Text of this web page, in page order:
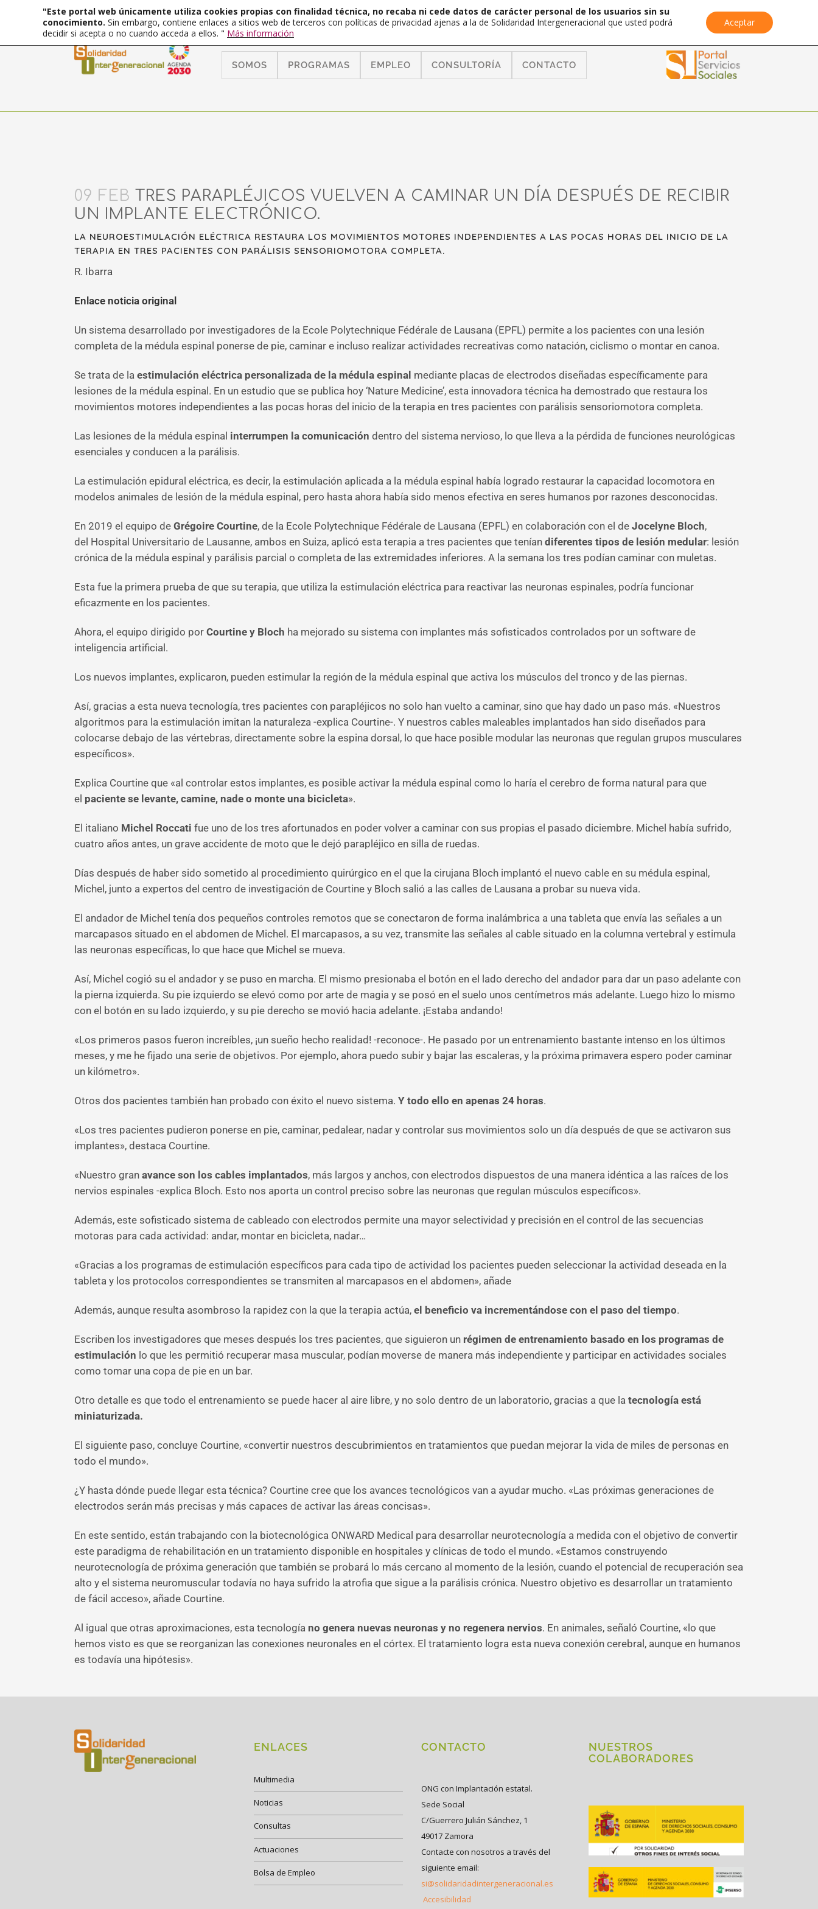
SOMOS PROGRAMAS EMPLEO CONSULTORÍA CONTACTO
09 FEB TRES PARAPLÉJICOS VUELVEN A CAMINAR UN DÍA DESPUÉS DE RECIBIR
UN IMPLANTE ELECTRÓNICO.
LA NEUROESTIMULACIÓN ELÉCTRICA RESTAURA LOS MOVIMIENTOS MOTORES INDEPENDIENTES A LAS POCAS HORAS DEL INICIO DE LA
TERAPIA EN TRES PACIENTES CON PARÁLISIS SENSORIOMOTORA COMPLETA.
R. Ibarra
Enlace noticia original
Un sistema desarrollado por investigadores de la Ecole Polytechnique Fédérale de Lausana (EPFL) permite a los pacientes con una lesión
completa de la médula espinal ponerse de pie, caminar e incluso realizar actividades recreativas como natación, ciclismo o montar en canoa.
Se trata de la estimulación eléctrica personalizada de la médula espinal mediante placas de electrodos diseñadas específicamente para
lesiones de la médula espinal. En un estudio que se publica hoy ‘Nature Medicine’, esta innovadora técnica ha demostrado que restaura los
movimientos motores independientes a las pocas horas del inicio de la terapia en tres pacientes con parálisis sensoriomotora completa.
Las lesiones de la médula espinal interrumpen la comunicación dentro del sistema nervioso, lo que lleva a la pérdida de funciones neurológicas
esenciales y conducen a la parálisis.
La estimulación epidural eléctrica, es decir, la estimulación aplicada a la médula espinal había logrado restaurar la capacidad locomotora en
modelos animales de lesión de la médula espinal, pero hasta ahora había sido menos efectiva en seres humanos por razones desconocidas.
En 2019 el equipo de Grégoire Courtine, de la Ecole Polytechnique Fédérale de Lausana (EPFL) en colaboración con el de Jocelyne Bloch,
del Hospital Universitario de Lausanne, ambos en Suiza, aplicó esta terapia a tres pacientes que tenían diferentes tipos de lesión medular: lesión
crónica de la médula espinal y parálisis parcial o completa de las extremidades inferiores. A la semana los tres podían caminar con muletas.
Esta fue la primera prueba de que su terapia, que utiliza la estimulación eléctrica para reactivar las neuronas espinales, podría funcionar
eficazmente en los pacientes.
Ahora, el equipo dirigido por Courtine y Bloch ha mejorado su sistema con implantes más sofisticados controlados por un software de
inteligencia artificial.
Los nuevos implantes, explicaron, pueden estimular la región de la médula espinal que activa los músculos del tronco y de las piernas.
Así, gracias a esta nueva tecnología, tres pacientes con parapléjicos no solo han vuelto a caminar, sino que hay dado un paso más. «Nuestros
algoritmos para la estimulación imitan la naturaleza -explica Courtine-. Y nuestros cables maleables implantados han sido diseñados para
colocarse debajo de las vértebras, directamente sobre la espina dorsal, lo que hace posible modular las neuronas que regulan grupos musculares
específicos».
Explica Courtine que «al controlar estos implantes, es posible activar la médula espinal como lo haría el cerebro de forma natural para que
el paciente se levante, camine, nade o monte una bicicleta».
El italiano Michel Roccati fue uno de los tres afortunados en poder volver a caminar con sus propias el pasado diciembre. Michel había sufrido,
cuatro años antes, un grave accidente de moto que le dejó parapléjico en silla de ruedas.
Días después de haber sido sometido al procedimiento quirúrgico en el que la cirujana Bloch implantó el nuevo cable en su médula espinal,
Michel, junto a expertos del centro de investigación de Courtine y Bloch salió a las calles de Lausana a probar su nueva vida.
El andador de Michel tenía dos pequeños controles remotos que se conectaron de forma inalámbrica a una tableta que envía las señales a un
marcapasos situado en el abdomen de Michel. El marcapasos, a su vez, transmite las señales al cable situado en la columna vertebral y estimula
las neuronas específicas, lo que hace que Michel se mueva.
Así, Michel cogió su el andador y se puso en marcha. El mismo presionaba el botón en el lado derecho del andador para dar un paso adelante con
la pierna izquierda. Su pie izquierdo se elevó como por arte de magia y se posó en el suelo unos centímetros más adelante. Luego hizo lo mismo
con el botón en su lado izquierdo, y su pie derecho se movió hacia adelante. ¡Estaba andando!
«Los primeros pasos fueron increíbles, ¡un sueño hecho realidad! -reconoce-. He pasado por un entrenamiento bastante intenso en los últimos
meses, y me he fijado una serie de objetivos. Por ejemplo, ahora puedo subir y bajar las escaleras, y la próxima primavera espero poder caminar
un kilómetro».
Otros dos pacientes también han probado con éxito el nuevo sistema. Y todo ello en apenas 24 horas.
«Los tres pacientes pudieron ponerse en pie, caminar, pedalear, nadar y controlar sus movimientos solo un día después de que se activaron sus
implantes», destaca Courtine.
«Nuestro gran avance son los cables implantados, más largos y anchos, con electrodos dispuestos de una manera idéntica a las raíces de los
nervios espinales -explica Bloch. Esto nos aporta un control preciso sobre las neuronas que regulan músculos específicos».
Además, este sofisticado sistema de cableado con electrodos permite una mayor selectividad y precisión en el control de las secuencias
motoras para cada actividad: andar, montar en bicicleta, nadar…
«Gracias a los programas de estimulación específicos para cada tipo de actividad los pacientes pueden seleccionar la actividad deseada en la
tableta y los protocolos correspondientes se transmiten al marcapasos en el abdomen», añade
Además, aunque resulta asombroso la rapidez con la que la terapia actúa, el beneficio va incrementándose con el paso del tiempo.
Escriben los investigadores que meses después los tres pacientes, que siguieron un régimen de entrenamiento basado en los programas de
estimulación lo que les permitió recuperar masa muscular, podían moverse de manera más independiente y participar en actividades sociales
como tomar una copa de pie en un bar.
Otro detalle es que todo el entrenamiento se puede hacer al aire libre, y no solo dentro de un laboratorio, gracias a que la tecnología está
miniaturizada.
El siguiente paso, concluye Courtine, «convertir nuestros descubrimientos en tratamientos que puedan mejorar la vida de miles de personas en
todo el mundo».
¿Y hasta dónde puede llegar esta técnica? Courtine cree que los avances tecnológicos van a ayudar mucho. «Las próximas generaciones de
electrodos serán más precisas y más capaces de activar las áreas concisas».
En este sentido, están trabajando con la biotecnológica ONWARD Medical para desarrollar neurotecnología a medida con el objetivo de convertir
este paradigma de rehabilitación en un tratamiento disponible en hospitales y clínicas de todo el mundo. «Estamos construyendo
neurotecnología de próxima generación que también se probará lo más cercano al momento de la lesión, cuando el potencial de recuperación sea
alto y el sistema neuromuscular todavía no haya sufrido la atrofia que sigue a la parálisis crónica. Nuestro objetivo es desarrollar un tratamiento
de fácil acceso», añade Courtine.
Al igual que otras aproximaciones, esta tecnología no genera nuevas neuronas y no regenera nervios. En animales, señaló Courtine, «lo que
hemos visto es que se reorganizan las conexiones neuronales en el córtex. El tratamiento logra esta nueva conexión cerebral, aunque en humanos
es todavía una hipótesis».
ENLACES
Multimedia
Noticias
Consultas
Actuaciones
Bolsa de Empleo
CONTACTO
ONG con Implantación estatal.
Sede Social
C/Guerrero Julián Sánchez, 1
49017 Zamora
Contacte con nosotros a través del
siguiente email:
si@solidaridadintergeneracional.es
Accesibilidad
NUESTROS
COLABORADORES
"Este portal web únicamente utiliza cookies propias con finalidad técnica, no recaba ni cede datos de carácter personal de los usuarios sin su
conocimiento. Sin embargo, contiene enlaces a sitios web de terceros con políticas de privacidad ajenas a la de Solidaridad Intergeneracional que usted podrá
decidir si acepta o no cuando acceda a ellos. " Más información
Aceptar